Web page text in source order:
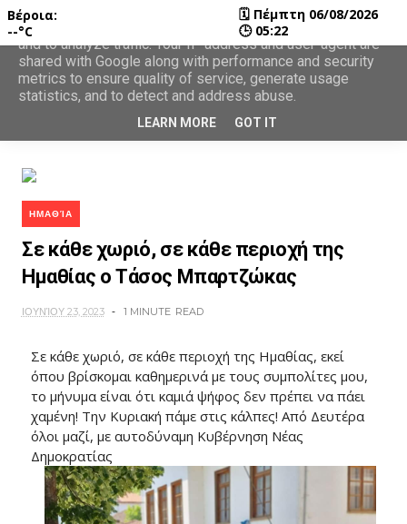
ΗΜΑΘΊΑ
Σε κάθε χωριό, σε κάθε περιοχή της
Ημαθίας ο Τάσος Μπαρτζώκας
ΙΟΥΝΊΟΥ 23, 2023 1 MINUTE READ
Σε κάθε χωριό, σε κάθε περιοχή της Ημαθίας, εκεί
όπου βρίσκομαι καθημερινά με τους συμπολίτες μου,
το μήνυμα είναι ότι καμιά ψήφος δεν πρέπει να πάει
χαμένη! Την Κυριακή πάμε στις κάλπες! Από Δευτέρα
όλοι μαζί, με αυτοδύναμη Κυβέρνηση Νέας
Δημοκρατίας
Βέροια:
--°C
🗓 Πέμπτη 06/08/2026
🕒 05:22
This site uses cookies from Google to deliver its services
and to analyze traffic. Your IP address and user-agent are
shared with Google along with performance and security
metrics to ensure quality of service, generate usage
statistics, and to detect and address abuse.
LEARN MORE GOT IT